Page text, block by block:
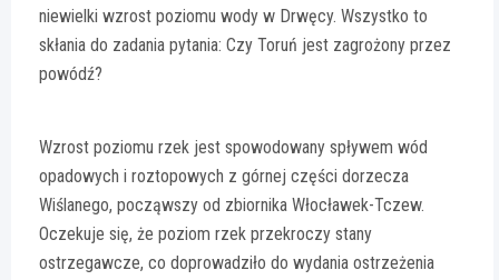
niewielki wzrost poziomu wody w Drwęcy. Wszystko to
skłania do zadania pytania: Czy Toruń jest zagrożony przez
powódź?
Wzrost poziomu rzek jest spowodowany spływem wód
opadowych i roztopowych z górnej części dorzecza
Wiślanego, począwszy od zbiornika Włocławek-Tczew.
Oczekuje się, że poziom rzek przekroczy stany
ostrzegawcze, co doprowadziło do wydania ostrzeżenia